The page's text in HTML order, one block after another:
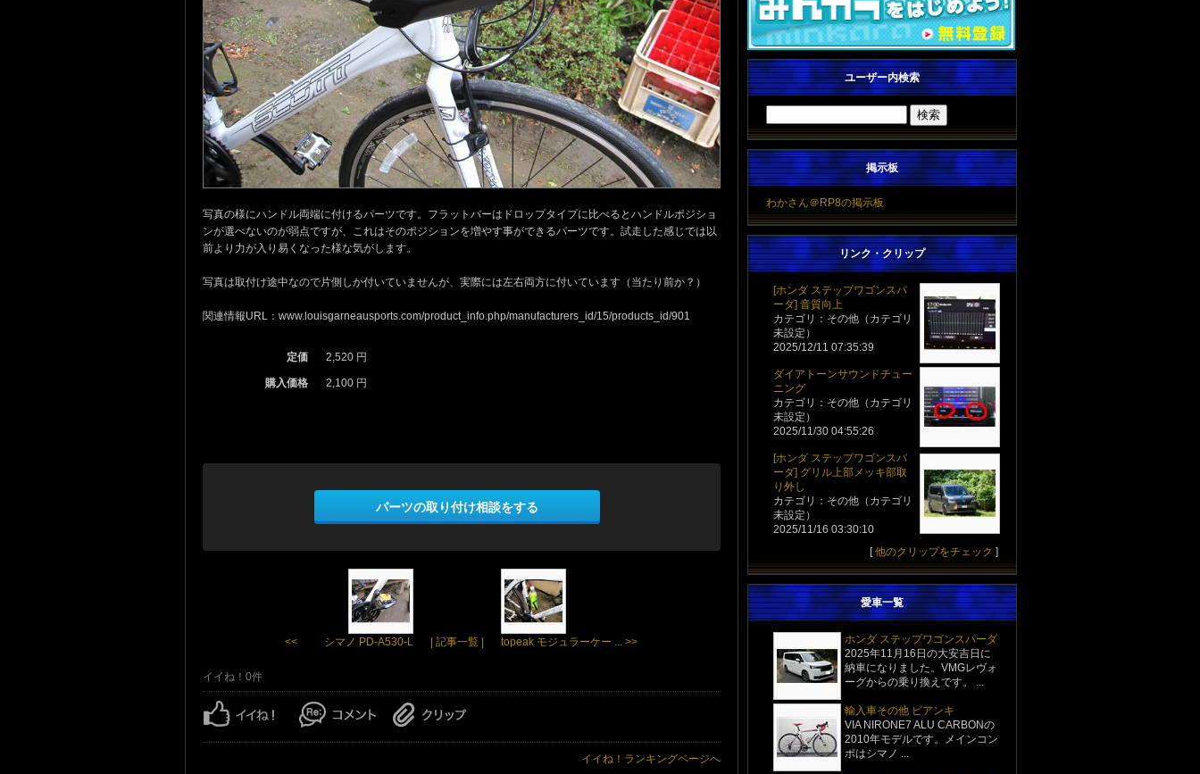
写真の様にハンドル両端に付けるパーツです。フラットバーはドロップタイプに比べるとハンドルポジショ
ンが選べないのが弱点ですが、これはそのポジションを増やす事ができるパーツです。試走した感じでは以
前より力が入り易くなった様な気がします。
写真は取付け途中なので片側しか付いていませんが、実際には左右両方に付いています（当たり前か？）
関連情報URL：www.louisgarneausports.com/product_info.php/manufacturers_id/15/products_id/901
定価 2,520 円
購入価格 2,100 円
パーツの取り付け相談をする
<< シマノ PD-A530-L | 記事一覧 | topeak モジュラーケー ... >>
イイね！0件
イイね！ランキングページへ
ユーザー内検索
掲示板
わかさん＠RP8の掲示板
リンク・クリップ
[ホンダ ステップワゴンスパ
ーダ] 音質向上
カテゴリ：その他（カテゴリ
未設定）
2025/12/11 07:35:39
ダイアトーンサウンドチュー
ニング
カテゴリ：その他（カテゴリ
未設定）
2025/11/30 04:55:26
[ホンダ ステップワゴンスパ
ーダ] グリル上部メッキ部取
り外し
カテゴリ：その他（カテゴリ
未設定）
2025/11/16 03:30:10
[他のクリップをチェック ]
愛車一覧
ホンダ ステップワゴンスパーダ
2025年11月16日の大安吉日に
納車になりました。VMGレヴォ
ーグからの乗り換えです。 ...
輸入車その他 ビアンキ
VIA NIRONE7 ALU CARBONの
2010年モデルです。メインコン
ポはシマノ ...